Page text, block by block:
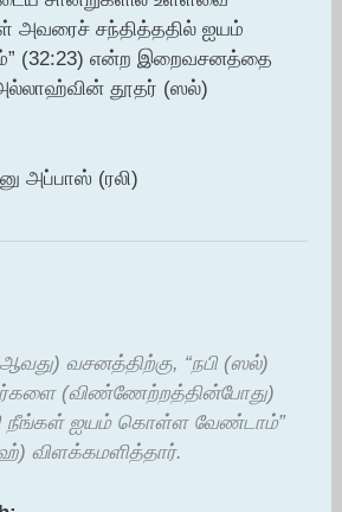
அவரைச் சந்தித்ததில் ஐயம்
(32:23) என்ற இறைவசனத்தை
தூதர் (ஸல்)
அப்பாஸ் (ரலி)
வசனத்திற்கு, “நபி (ஸல்)
(விண்ணேற்றத்தின்போது)
நீங்கள் ஐயம் கொள்ள வேண்டாம்”
விளக்கமளித்தார்.